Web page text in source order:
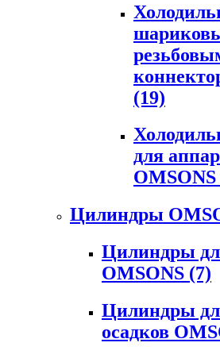
(19)
для
OMSONS
Цилиндры
Цилиндры
OMSONS (7)
Цилиндры
осадков